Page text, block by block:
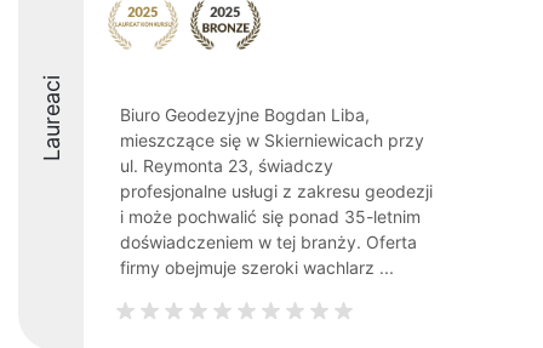
Laureaci
Biuro Geodezyjne Bogdan Liba,
mieszczące się w Skierniewicach przy
ul. Reymonta 23, świadczy
profesjonalne usługi z zakresu geodezji
i może pochwalić się ponad 35-letnim
doświadczeniem w tej branży. Oferta
firmy obejmuje szeroki wachlarz ...